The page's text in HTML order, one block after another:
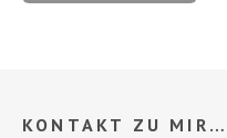
KONTAKT ZU MIR…